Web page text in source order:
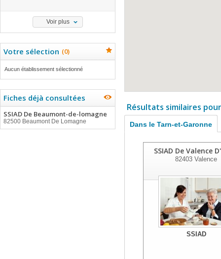
Voir plus
Votre sélection (0)
Aucun établissement sélectionné
Fiches déjà consultées
SSIAD De Beaumont-de-lomagne
82500 Beaumont De Lomagne
Résultats similaires
Dans le Tarn-et-Garonne
SSIAD De Valence
82403 Valence
SSIAD